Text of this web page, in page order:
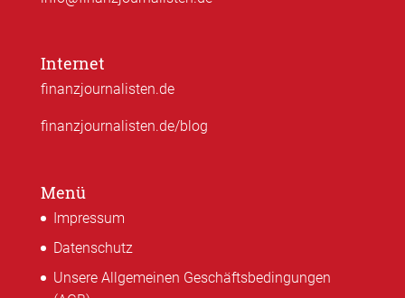
Internet
finanzjournalisten.de
finanzjournalisten.de/blog
Menü
Impressum
Datenschutz
Unsere Allgemeinen Geschäftsbedingungen